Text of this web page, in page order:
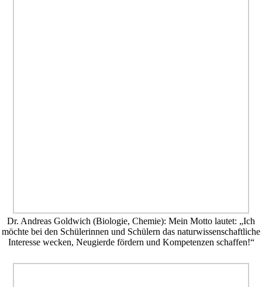
Dr. Andreas Goldwich (Biologie, Chemie): Mein Motto lautet: „Ich
möchte bei den Schülerinnen und Schülern das naturwissenschaftliche
Interesse wecken, Neugierde fördern und Kompetenzen schaffen!“